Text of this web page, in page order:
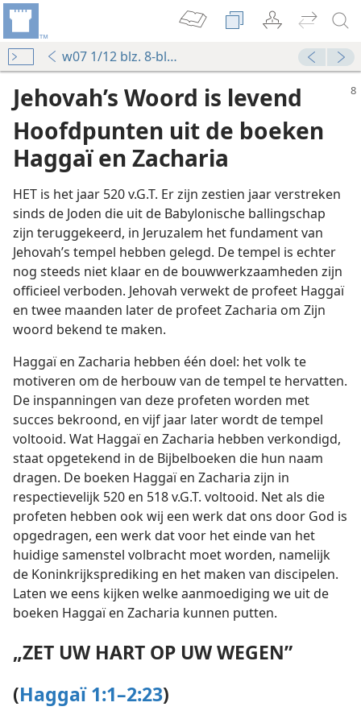
w07 1/12 blz. 8-blz. 11 ¶9
Jehovah’s Woord is levend
Hoofdpunten uit de boeken
Haggaï en Zacharia
HET is het jaar 520 v.G.T. Er zijn zestien jaar verstreken
sinds de Joden die uit de Babylonische ballingschap
zijn teruggekeerd, in Jeruzalem het fundament van
Jehovah’s tempel hebben gelegd. De tempel is echter
nog steeds niet klaar en de bouwwerkzaamheden zijn
officieel verboden. Jehovah verwekt de profeet Haggaï
en twee maanden later de profeet Zacharia om Zijn
woord bekend te maken.
Haggaï en Zacharia hebben één doel: het volk te
motiveren om de herbouw van de tempel te hervatten.
De inspanningen van deze profeten worden met
succes bekroond, en vijf jaar later wordt de tempel
voltooid. Wat Haggaï en Zacharia hebben verkondigd,
staat opgetekend in de Bijbelboeken die hun naam
dragen. De boeken Haggaï en Zacharia zijn in
respectievelijk 520 en 518 v.G.T. voltooid. Net als die
profeten hebben ook wij een werk dat ons door God is
opgedragen, een werk dat voor het einde van het
huidige samenstel volbracht moet worden, namelijk
de Koninkrijksprediking en het maken van discipelen.
Laten we eens kijken welke aanmoediging we uit de
boeken Haggaï en Zacharia kunnen putten.
„ZET UW HART OP UW WEGEN”
(Haggaï 1:1–2:23)